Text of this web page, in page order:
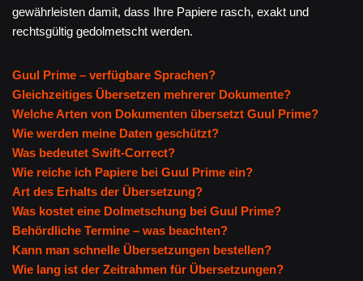
gewährleisten damit, dass Ihre Papiere rasch, exakt und
rechtsgültig gedolmetscht werden.
Guul Prime – verfügbare Sprachen?
Gleichzeitiges Übersetzen mehrerer Dokumente?
Welche Arten von Dokumenten übersetzt Guul Prime?
Wie werden meine Daten geschützt?
Was bedeutet Swift-Correct?
Wie reiche ich Papiere bei Guul Prime ein?
Art des Erhalts der Übersetzung?
Was kostet eine Dolmetschung bei Guul Prime?
Behördliche Termine – was beachten?
Kann man schnelle Übersetzungen bestellen?
Wie lang ist der Zeitrahmen für Übersetzungen?